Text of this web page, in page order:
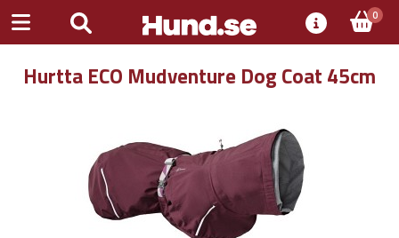
0
Hurtta ECO Mudventure Dog Coat 45cm